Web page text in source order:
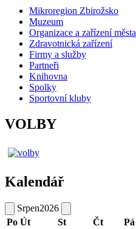
Mikroregion Zbirožsko
Muzeum
Organizace a zařízení města
Zdravotnická zařízení
Firmy a služby
Partneři
Knihovna
Spolky
Sportovní kluby
VOLBY
Kalendář
Srpen2026
Po Út St Čt Pá